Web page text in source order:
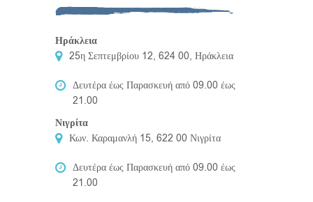
Ηράκλεια
25η Σεπτεμβρίου 12, 624 00, Ηράκλεια
Δευτέρα έως Παρασκευή από 09.00 έως
21.00
Νιγρίτα
Κων. Καραμανλή 15, 622 00 Νιγρίτα
Δευτέρα έως Παρασκευή από 09.00 έως
21.00